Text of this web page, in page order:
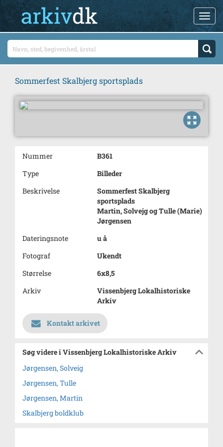
Sommerfest Skalbjerg sportsplads
Nummer
B361
Type
Billeder
Beskrivelse
Sommerfest Skalbjerg
sportsplads
Martin, Solvejg og Tulle (Marie)
Jørgensen
Dateringsnote
u å
Fotograf
Ukendt
Størrelse
6x8,5
Arkiv
Vissenbjerg Lokalhistoriske
Arkiv
Kontakt arkivet
Søg videre i Vissenbjerg Lokalhistoriske Arkiv
Jørgensen, Solveig
Jørgensen, Tulle
Jørgensen, Martin
Skalbjerg boldklub